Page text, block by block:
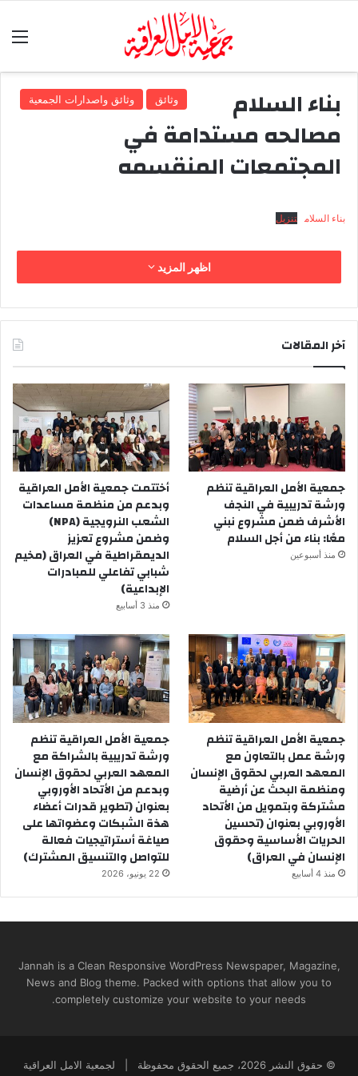
وثائق وثائق واصدارات الجمعية بناء السلام
مصالحه مستدامة في
المجتمعات المنقسمه
بناء السلام تنزيل
اظهر المزيد
آخر المقالات
جمعية الأمل العراقية تنظم
ورشة تدريبية في النجف
الأشرف ضمن مشروع نبني
معًا: بناء من أجل السلام
منذ أسبوعين
أختتمت جمعية الأمل العراقية
وبدعم من منظمة مساعدات
الشعب النرويجية (NPA)
وضمن مشروع تعزيز
الديمقراطية في العراق (مخيم
شبابي تفاعلي للمبادرات
الإبداعية)
منذ 3 أسابيع
جمعية الأمل العراقية تنظم
ورشة عمل بالتعاون مع
المعهد العربي لحقوق الإنسان
ومنظمة البحث عن أرضية
مشتركة وبتمويل من الأتحاد
الأوروبي بعنوان (تحسين
الحريات الأساسية وحقوق
الإنسان في العراق)
منذ 4 أسابيع
جمعية الأمل العراقية تنظم
ورشة تدريبية بالشراكة مع
المعهد العربي لحقوق الإنسان
وبدعم من الأتحاد الأوروبي
بعنوان (تطوير قدرات أعضاء
هذة الشبكات وعضواتها على
صياغة أستراتيجيات فعالة
للتواصل والتنسيق المشترك)
22 يونيو، 2026
Jannah is a Clean Responsive WordPress Newspaper, Magazine,
News and Blog theme. Packed with options that allow you to
completely customize your website to your needs.
© حقوق النشر 2026، جميع الحقوق محفوظة | لجمعية الامل العراقية